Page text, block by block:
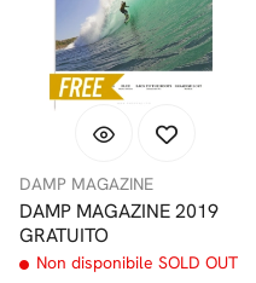
DAMP MAGAZINE
DAMP MAGAZINE 2019
GRATUITO
Non disponibile SOLD OUT